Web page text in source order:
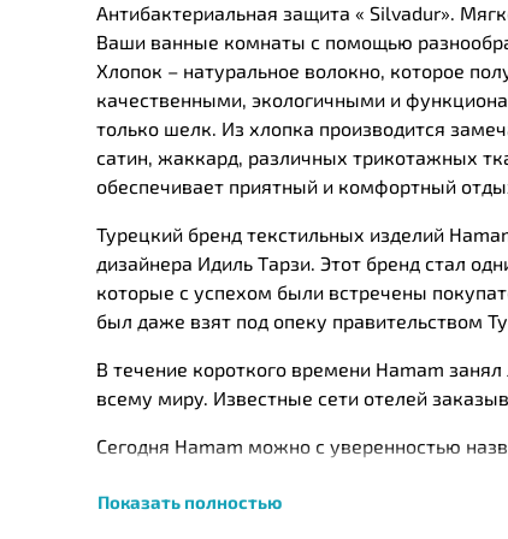
Антибактериальная защита « Silvadur».
Ваши ванные комнаты с помощью
Хлопок – натуральное волокно, которое
качественными, экологичными и
только шелк. Из хлопка производится
сатин, жаккард, различных трикотажных
обеспечивает приятный и комфортный
Турецкий бренд текстильных изделий
дизайнера Идиль Тарзи. Этот бренд стал
которые с успехом были встречены
был даже взят под опеку правительством
В течение короткого времени Нamam
всему миру. Известные сети отелей
Сегодня Нamam можно с уверенностью
натурального хлопка, собранного с
Показать полностью